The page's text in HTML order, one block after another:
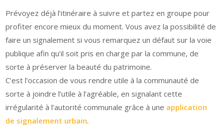
Prévoyez déjà l’itinéraire à suivre et partez en groupe pour
profiter encore mieux du moment. Vous avez la possibilité de
faire un signalement si vous remarquez un défaut sur la voie
publique afin qu’il soit pris en charge par la commune, de
sorte à préserver la beauté du patrimoine.
C’est l’occasion de vous rendre utile à la communauté de
sorte à joindre l’utile à l’agréable, en signalant cette
irrégularité à l’autorité communale grâce à une application
de signalement urbain.